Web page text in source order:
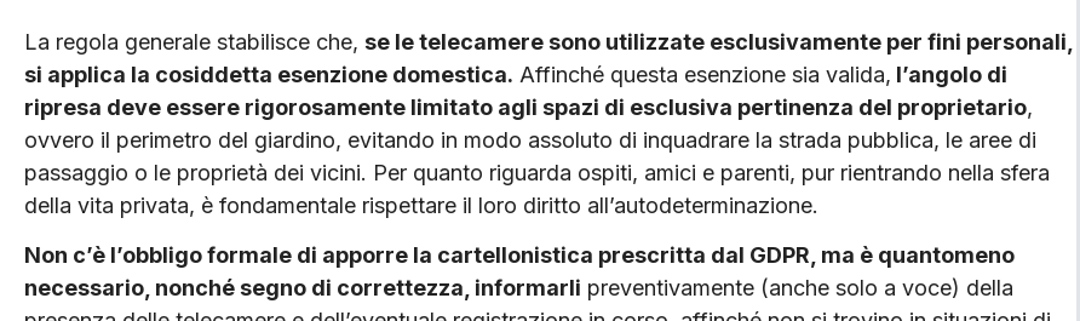
La regola generale stabilisce che, se le tele­camere sono utilizzate esclusivamente per fini personali,
si applica la cosiddetta esenzione domestica. Affinché questa esenzione sia valida, l’angolo di
ripresa deve essere rigorosamente li­mitato agli spazi di esclusiva pertinenza del pro­prietario,
ovvero il perimetro del giardino, evi­tando in modo assoluto di inquadrare la strada pubblica, le aree di
passaggio o le proprietà dei vicini. Per quanto riguarda ospiti, amici e paren­ti, pur rientrando nella sfera
della vita privata, è fondamentale rispettare il loro diritto all’au­todeterminazione.
Non c’è l’obbligo formale di apporre la cartellonistica prescritta dal GDPR, ma è quantomeno
necessario, nonché segno di correttezza, informarli preventivamente (anche solo a voce) della